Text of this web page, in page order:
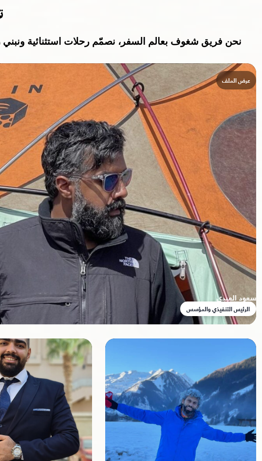
نحن فريق شغوف بعالم السفر، نصمّم رحلات استثنائية
سعود العيدي
الرئيس التنفيذي والمؤسس
عرض الملف